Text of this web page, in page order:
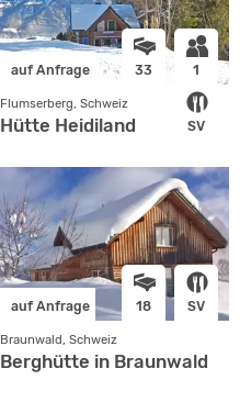
auf Anfrage 33 1
SV
Flumserberg, Schweiz
Hütte Heidiland
auf Anfrage 18 SV
Braunwald, Schweiz
Berghütte in Braunwald